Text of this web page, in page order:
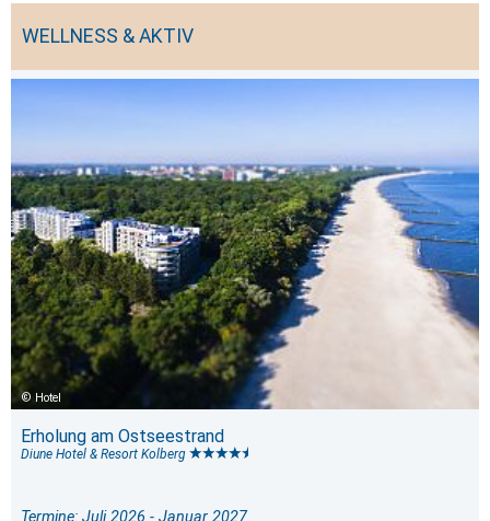
WELLNESS & AKTIV
Hotel
Erholung am Ostseestrand
Diune Hotel & Resort Kolberg